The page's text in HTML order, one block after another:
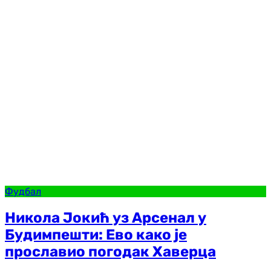
Фудбал
Никола Јокић уз Арсенал у
Будимпешти: Ево како је
прославио погодак Хаверца